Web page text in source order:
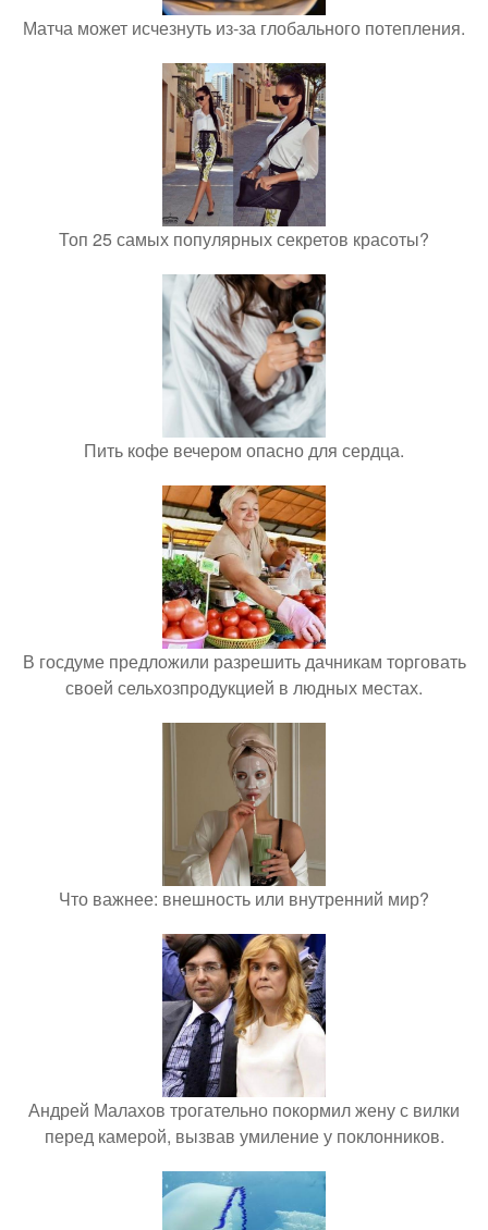
Матча может исчезнуть из-за глобального потепления.
Топ 25 самых популярных секретов красоты?
Пить кофе вечером опасно для сердца.
В госдуме предложили разрешить дачникам торговать
своей сельхозпродукцией в людных местах.
Что важнее: внешность или внутренний мир?
Андрей Малахов трогательно покормил жену с вилки
перед камерой, вызвав умиление у поклонников.